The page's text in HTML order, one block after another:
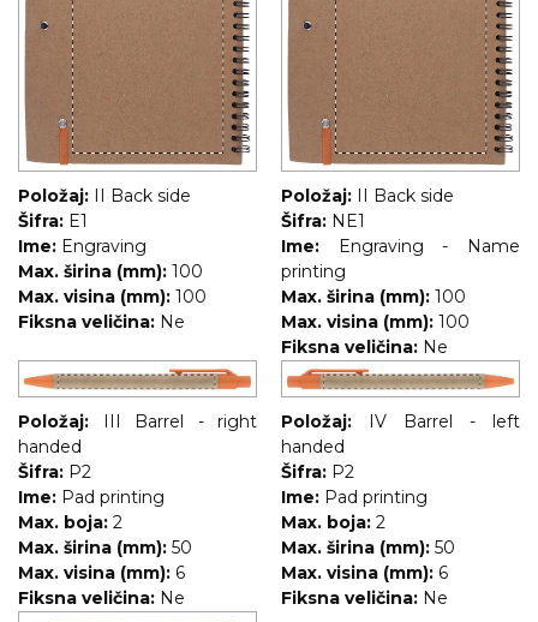
Položaj: II Back side
Šifra: E1
Ime: Engraving
Max. širina (mm): 100
Max. visina (mm): 100
Fiksna veličina: Ne
Položaj: II Back side
Šifra: NE1
Ime:
Engraving - Name
printing
Max. širina (mm): 100
Max. visina (mm): 100
Fiksna veličina: Ne
Položaj:
III Barrel - right
handed
Šifra: P2
Ime: Pad printing
Max. boja: 2
Max. širina (mm): 50
Max. visina (mm): 6
Fiksna veličina: Ne
Položaj:
IV Barrel - left
handed
Šifra: P2
Ime: Pad printing
Max. boja: 2
Max. širina (mm): 50
Max. visina (mm): 6
Fiksna veličina: Ne